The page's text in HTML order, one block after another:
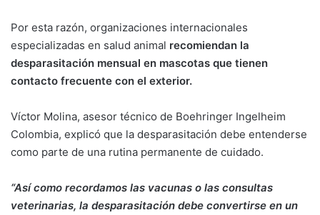
Por esta razón, organizaciones internacionales
especializadas en salud animal recomiendan la
desparasitación mensual en mascotas que tienen
contacto frecuente con el exterior.
Víctor Molina, asesor técnico de Boehringer Ingelheim
Colombia, explicó que la desparasitación debe entenderse
como parte de una rutina permanente de cuidado.
“Así como recordamos las vacunas o las consultas
veterinarias, la desparasitación debe convertirse en un